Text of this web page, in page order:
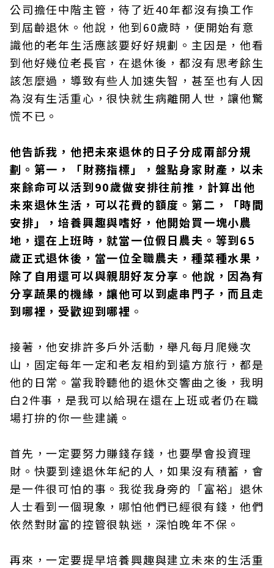
公司擔任中階主管，待了近40年都沒有換工作
到屆齡退休。他說，他到60歲時，便開始有意
識他的老年生活應該要好好規劃。主因是，他看
到他好幾位老長官，在退休後，都沒有思考餘生
該怎麼過，導致有些人加速失智，甚至也有人因
為沒有生活重心，很快就生病離開人世，讓他驚
慌不已。
他告訴我，他把未來退休的日子分成兩部分規
劃。第一，「財務指標」，盤點身家財產，以未
來餘命可以活到90歲做安排往前推，計算出他
未來退休生活，可以花費的額度。第二，「時間
安排」，培養興趣與嗜好，他開始買一塊小農
地，還在上班時，就當一位假日農夫。等到65
歲正式退休後，當一位全職農夫，種菜種水果，
除了自用還可以與親朋好友分享。他說，因為有
分享蔬果的機緣，讓他可以到處串門子，而且走
到哪裡，受歡迎到哪裡 。
接著，他安排許多戶外活動，舉凡每月爬幾次
山，固定每年一定和老友相約到遠方旅行，都是
他的日常。當我聆聽他的退休交響曲之後，我明
白2件事，是我可以給現在還在上班或者仍在職
場打拚的你一些建議。
首先，一定要努力賺錢存錢，也要學會投資理
財。快要到達退休年紀的人，如果沒有積蓄，會
是一件很可怕的事。我從我身旁的「富裕」退休
人士看到一個現象，哪怕他們已經很有錢，他們
依然對財富的控管很執迷，深怕晚年不保。
再來，一定要提早培養興趣與建立未來的生活重